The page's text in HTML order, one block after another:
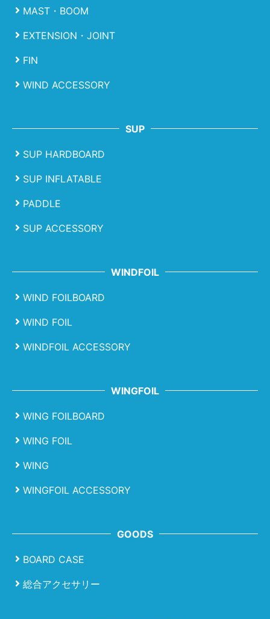
MAST・BOOM
EXTENSION・JOINT
FIN
WIND ACCESSORY
SUP
SUP HARDBOARD
SUP INFLATABLE
PADDLE
SUP ACCESSORY
WINDFOIL
WIND FOILBOARD
WIND FOIL
WINDFOIL ACCESSORY
WINGFOIL
WING FOILBOARD
WING FOIL
WING
WINGFOIL ACCESSORY
GOODS
BOARD CASE
総合アクセサリー